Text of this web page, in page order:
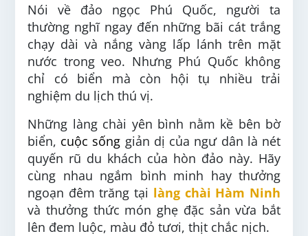
Nói về đảo ngọc Phú Quốc, người ta
thường nghĩ ngay đến những bãi cát trắng
chạy dài và nắng vàng lấp lánh trên mặt
nước trong veo. Nhưng Phú Quốc không
chỉ có biển mà còn hội tụ nhiều trải
nghiệm du lịch thú vị.
Những làng chài yên bình nằm kề bên bờ
biển, cuộc sống giản dị của ngư dân là nét
quyến rũ du khách của hòn đảo này. Hãy
cùng nhau ngắm bình minh hay thưởng
ngoạn đêm trăng tại làng chài Hàm Ninh
và thưởng thức món ghẹ đặc sản vừa bắt
lên đem luộc, màu đỏ tươi, thịt chắc nịch.